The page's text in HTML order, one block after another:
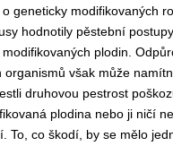
geneticky modifikovaných
hodnotily pěstební
plodin.
organismů však může
druhovou pestrost
plodina nebo ji ničí
To, co škodí, by se mělo